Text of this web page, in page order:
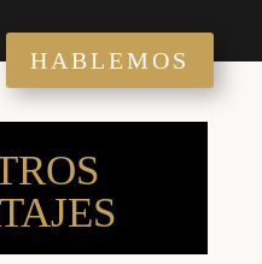
HABLEMOS